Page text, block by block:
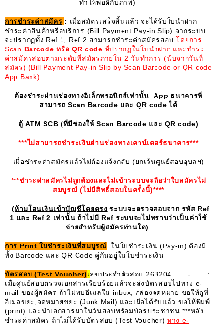
ทำให้พอดีกับภาพ)
การชำระค่าสมัคร : เมื่อสมัครเสร็จสิ้นแล้ว จะได้รับใบนำฝาก
ชำระค่าสินค้าหรือบริการ (Bill Payment Pay-in Slip) จากระบบ
จะปรากฏทั้ง Ref 1, Ref 2 สามารถชำระค่าสมัครสอบโดยการ
Scan Barcode หรือ QR code ที่ปรากฏในใบนำฝาก และชำระ
ค่าสมัครสอบตามระดับที่สมัครภายใน 2 วันทำการ (นับจากวันที่
สมัคร)(Bill Payment Pay-in Slip by Scan Barcode or QR code
App Bank)
ต้องชำระผ่านช่องทางอิเล็กทรอนิกส์เท่านั้น
App ธนาคารที่
สามารถ Scan Barcode และ QR code ได้
ตู้ ATM SCB (ที่มีช่องให้ Scan Barcode และ QR code)
***ไม่สามารถชำระเงินผ่านช่องทางเคาน์เตอร์ธนาคาร***
เมื่อชำระค่าสมัครแล้วไม่ต้องแจ้งกลับ (ยกเว้นศูนย์สอบอุบลฯ)
***ชำระค่าสมัครไม่ถูกต้องและไม่เข้าระบบจะถือว่าใบสมัครไม่
สมบูรณ์ (ไม่มีสิทธิ์สอบในครั้งนี้)****
(ห้ามโอนเงินเข้าบัญชีโดยตรง ระบบจะตรวจสอบจาก รหัส Ref
1 และ Ref 2 เท่านั้น ถ้าไม่มี Ref ระบบจะไม่ทราบว่าเป็นค่าใช้
จ่ายสำหรับผู้สมัครท่านใด)
การ Print ใบชำระเงินที่สมบูรณ์ ในใบชำระเงิน (Pay-in) ต้องมี
ทั้ง Barcode และ QR Code คู่กันอยู่ในใบชำระเงิน
บัตรสอบ (Test Voucher)เลขประจำตัวสอบ 26B204…….-…… :
เมื่อศูนย์สอบตรวจเอกสารเรียบร้อยแล้วจะส่งบัตรสอบไปทาง e-
mail ของผู้สมัคร ถ้าไม่พบอีเมลใน inbox, กล่องจดหมาย ขอให้ดูที่
อีเมลขยะ,จดหมายขยะ (Junk Mail) และเมื่อได้รับแล้ว ขอให้พิมพ์
(print) และนำเอกสารมาในวันสอบพร้อมบัตรประชาชน ***หลัง
ชำระค่าสมัคร ถ้าไม่ได้รับบัตรสอบ (Test Voucher) ทาง e-